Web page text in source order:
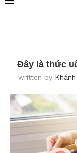
Đây là thức
written by